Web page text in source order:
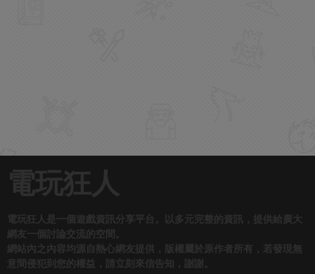
電玩狂人
電玩狂人是一個遊戲資訊分享平台。以多元完整的資訊，提供給廣大
網友一個討論交流的空間。
網站內之內容均源自熱心網友提供，版權屬於原作者所有，若發現無
意間侵犯到您的權益，請立刻來信告知，謝謝。